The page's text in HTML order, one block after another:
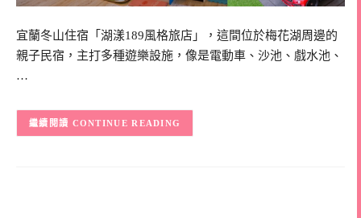
宜蘭冬山住宿「湖漾189風格旅店」，這間位於梅花湖周邊的
親子民宿，主打多種遊樂設施，像是電動車、沙池、戲水池、
…
CONTINUE READING